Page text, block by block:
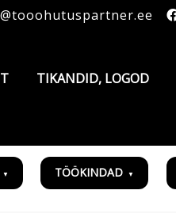
TIKANDID, LOGOD
TÖÖKINDAD